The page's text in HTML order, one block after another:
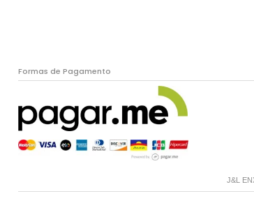
Formas de Pagamento
J&L